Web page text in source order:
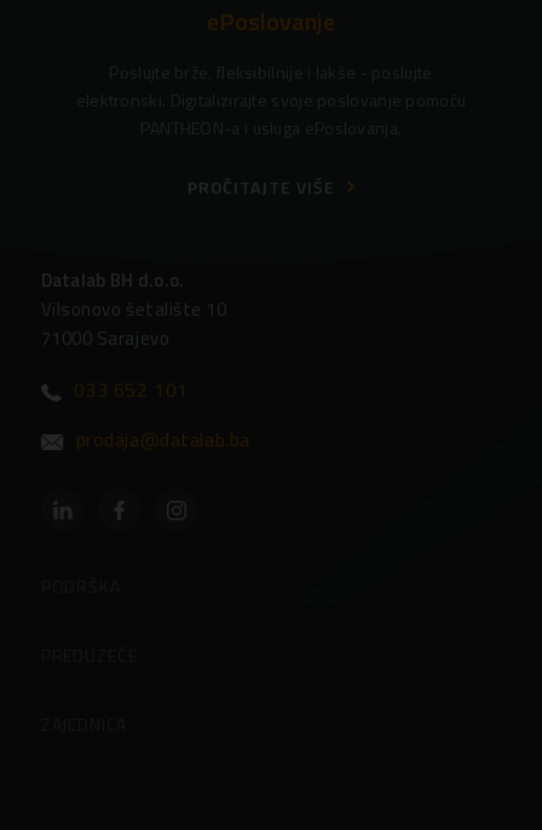
ePoslovanje
Poslujte brže, fleksibilnije i lakše - poslujte
elektronski. Digitalizirajte svoje poslovanje pomoću
PANTHEON-a i usluga ePoslovanja.
PROČITAJTE VIŠE
Datalab BH d.o.o.
Vilsonovo šetalište 10
71000 Sarajevo
033 652 101
prodaja@datalab.ba